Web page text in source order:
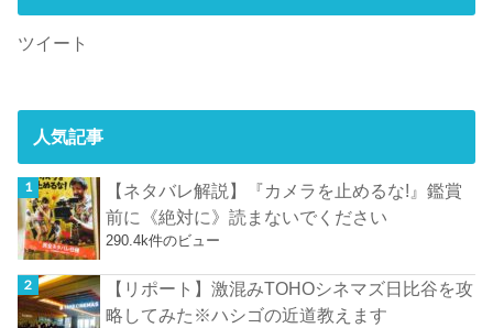
ツイート
人気記事
【ネタバレ解説】『カメラを止めるな!』鑑賞
前に《絶対に》読まないでください
290.4k件のビュー
【リポート】激混みTOHOシネマズ日比谷を攻
略してみた※ハシゴの近道教えます